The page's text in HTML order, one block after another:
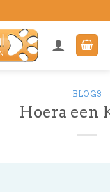
BLOGS
Hoera een